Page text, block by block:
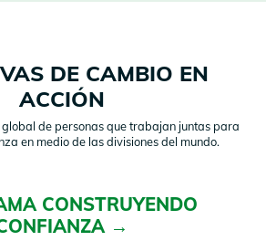
DE CAMBIO EN
ACCIÓN
global de personas que trabajan juntas para
en medio de las divisiones del mundo.
CONSTRUYENDO
→